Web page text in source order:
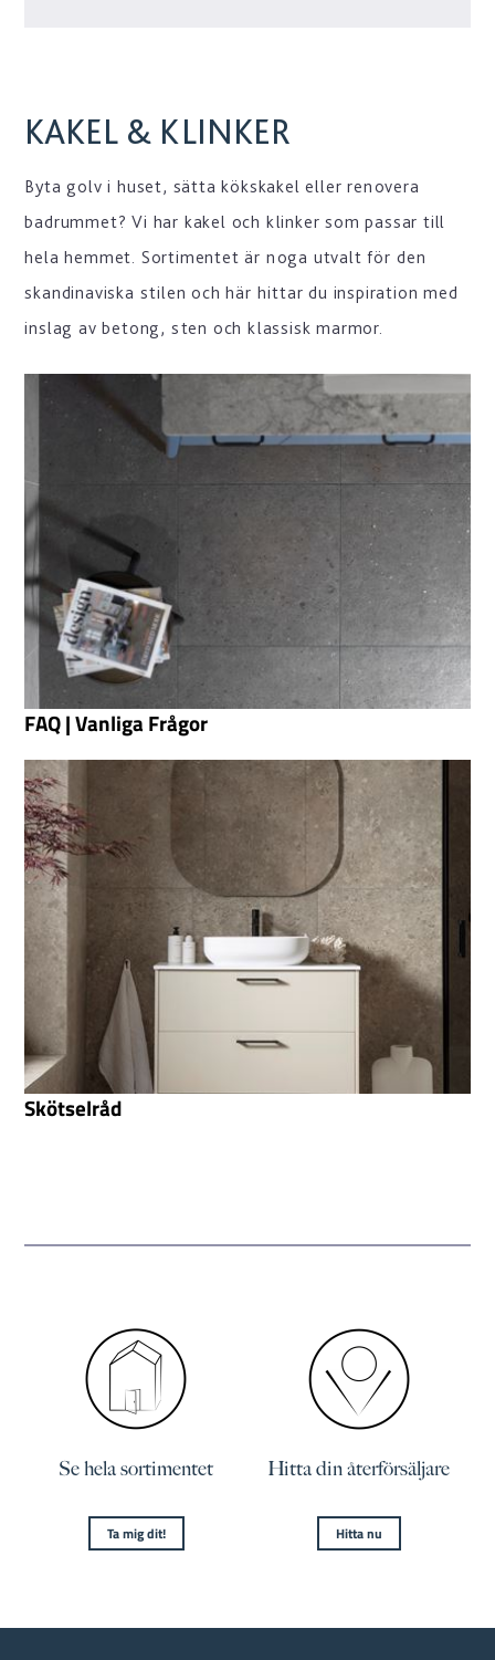
KAKEL & KLINKER
Byta golv i huset, sätta kökskakel eller renovera
badrummet? Vi har kakel och klinker som passar till
hela hemmet. Sortimentet är noga utvalt för den
skandinaviska stilen och här hittar du inspiration med
inslag av betong, sten och klassisk marmor.
FAQ | Vanliga Frågor
Skötselråd
Se hela sortimentet
Ta mig dit!
Hitta din återförsäljare
Hitta nu